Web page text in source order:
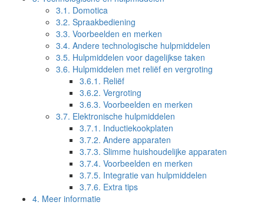
3.1. Domotica
3.2. Spraakbediening
3.3. Voorbeelden en merken
3.4. Andere technologische hulpmiddelen
3.5. Hulpmiddelen voor dagelijkse taken
3.6. Hulpmiddelen met reliëf en vergroting
3.6.1. Reliëf
3.6.2. Vergroting
3.6.3. Voorbeelden en merken
3.7. Elektronische hulpmiddelen
3.7.1. Inductiekookplaten
3.7.2. Andere apparaten
3.7.3. Slimme huishoudelijke apparaten
3.7.4. Voorbeelden en merken
3.7.5. Integratie van hulpmiddelen
3.7.6. Extra tips
4. Meer informatie